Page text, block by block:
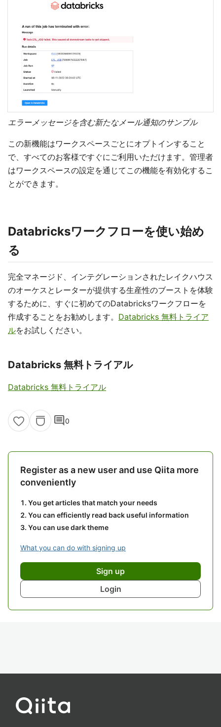
エラーメッセージを含む新たなメール通知のサンプル
この新機能はワークスペースごとにオプトインすること
で、すべてのお客様ですぐにご利用いただけます。管理者
はワークスペースの設定を通じてこの機能を有効化するこ
とができます。
Databricksワークフローを使い始め
る
完全マネージド、インテグレーションされたレイクハウス
のオーケスとレーターが提供する生産性のブーストを体験
するために、すぐに初めてのDatabricksワークフローを
作成することをお勧めします。 Databricks 無料トライア
ルをお試しください。
Databricks 無料トライアル
Databricks 無料トライアル
comment0
Register as a new user and use Qiita more
conveniently
You get articles that match your needs
You can efficiently read back useful information
You can use dark theme
What you can do with signing up
Sign up
Login